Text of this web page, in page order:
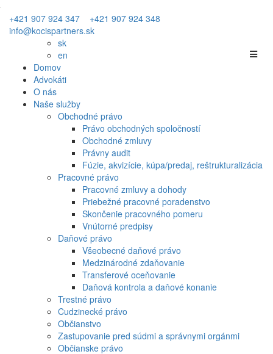
+421 907 924 347
+421 907 924 348
info@kocispartners.sk
sk
en
Domov
Advokáti
O nás
Naše služby
Obchodné právo
Právo obchodných spoločností
Obchodné zmluvy
Právny audit
Fúzie, akvizície, kúpa/predaj, reštrukturalizácia
Pracovné právo
Pracovné zmluvy a dohody
Priebežné pracovné poradenstvo
Skončenie pracovného pomeru
Vnútorné predpisy
Daňové právo
Všeobecné daňové právo
Medzinárodné zdaňovanie
Transferové oceňovanie
Daňová kontrola a daňové konanie
Trestné právo
Cudzinecké právo
Občianstvo
Zastupovanie pred súdmi a správnymi orgánmi
Občianske právo